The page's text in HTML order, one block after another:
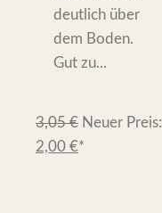
deutlich über
dem Boden.
Gut zu...
3,05€ Neuer Preis:
2,00 €*